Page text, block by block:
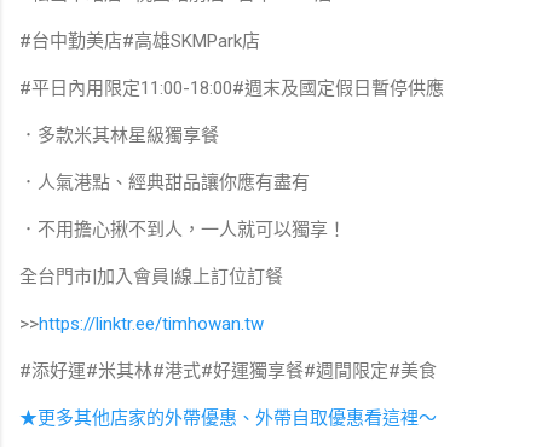
#台中勤美店#高雄SKMPark店
#平日內用限定11:00-18:00#週末及國定假日暫停供應⁣
．多款米其林星級獨享餐⁣
．人氣港點、經典甜品讓你應有盡有
．不用擔心揪不到人，一人就可以獨享⁣！
全台門市|加入會員|線上訂位訂餐⁣⁣⁣⁣⁣⁣⁣⁣⁣⁣⁣⁣⁣⁣⁣⁣⁣
>>https://linktr.ee/timhowan.tw⁣⁣⁣⁣⁣⁣⁣⁣⁣⁣⁣⁣⁣⁣⁣⁣⁣
#添好運#米其林#港式#好運獨享餐#週間限定#美食
★更多其他店家的外帶優惠、外帶自取優惠看這裡～